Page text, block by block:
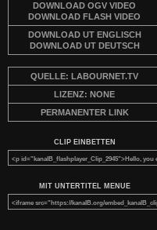
DOWNLOAD OGV VIDEO
DOWNLOAD FLASH VIDEO
DOWNLOAD UT ENGLISCH
DOWNLOAD UT DEUTSCH
QUELLE: LABOURNET.TV
LIZENZ: NONE
PERMANENTER LINK
CLIP EINBETTEN
MIT UNTERTITEL MENUE